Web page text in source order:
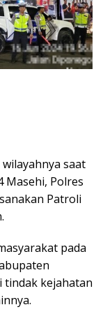
saat
Masehi, Polres
Patroli
pada
tindak kejahatan